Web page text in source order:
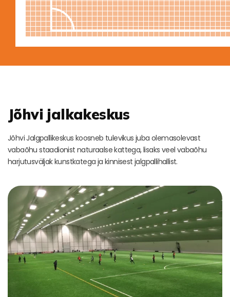
Jõhvi jalkakeskus
Jõhvi Jalgpallikeskus koosneb tulevikus juba olemasolevast
vabaõhu staadionist naturaalse kattega, lisaks veel vabaõhu
harjutusväljak kunstkatega ja kinnisest jalgpallihallist.